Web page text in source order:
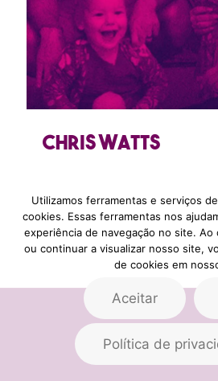
Chris Watts
Utilizamos ferramentas e serviços
cookies. Essas ferramentas nos
experiência de navegação no site. Ao
ou continuar a visualizar nosso site,
de cookies em
Aceitar
Política de